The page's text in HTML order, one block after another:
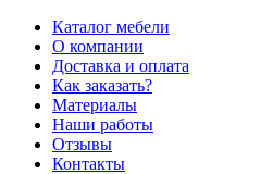
Каталог мебели
О компании
Доставка и оплата
Как заказать?
Материалы
Наши работы
Отзывы
Контакты